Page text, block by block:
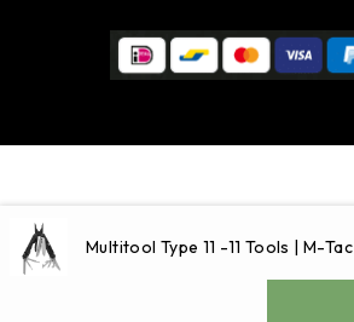
RECENT
BEKEKENMultitool Type 11 -11 Tools | M-Tac